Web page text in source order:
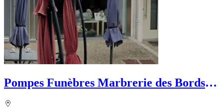
Pompes Funèbres Marbrerie des Bords